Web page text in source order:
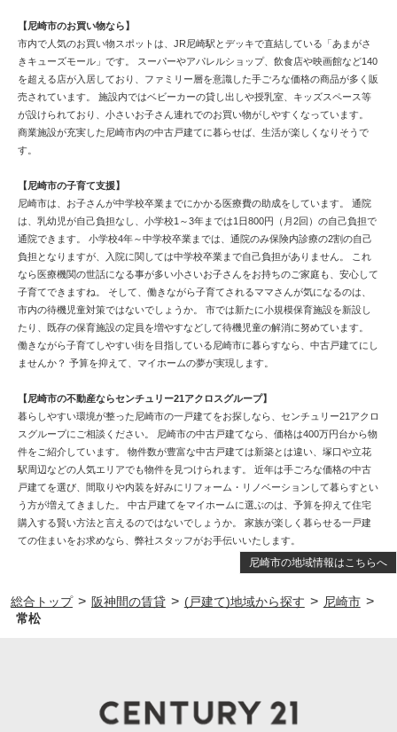
尼崎市の地域情報はこちらへ
【尼崎市のお買い物なら】
市内で人気のお買い物スポットは、JR尼崎駅とデッキで直結している「あまがさ
きキューズモール」です。 スーパーやアパレルショップ、飲食店や映画館など140
を超える店が入居しており、ファミリー層を意識した手ごろな価格の商品が多く販
売されています。 施設内ではベビーカーの貸し出しや授乳室、キッズスペース等
が設けられており、小さいお子さん連れでのお買い物がしやすくなっています。
商業施設が充実した尼崎市内の中古戸建てに暮らせば、生活が楽しくなりそうで
す。
【尼崎市の子育て支援】
尼崎市は、お子さんが中学校卒業までにかかる医療費の助成をしています。 通院
は、乳幼児が自己負担なし、小学校1～3年までは1日800円（月2回）の自己負担で
通院できます。 小学校4年～中学校卒業までは、通院のみ保険内診療の2割の自己
負担となりますが、入院に関しては中学校卒業まで自己負担がありません。 これ
なら医療機関の世話になる事が多い小さいお子さんをお持ちのご家庭も、安心して
子育てできますね。 そして、働きながら子育てされるママさんが気になるのは、
市内の待機児童対策ではないでしょうか。 市では新たに小規模保育施設を新設し
たり、既存の保育施設の定員を増やすなどして待機児童の解消に努めています。
働きながら子育てしやすい街を目指している尼崎市に暮らすなら、中古戸建てにし
ませんか？ 予算を抑えて、マイホームの夢が実現します。
【尼崎市の不動産ならセンチュリー21アクロスグループ】
暮らしやすい環境が整った尼崎市の一戸建てをお探しなら、センチュリー21アクロ
スグループにご相談ください。 尼崎市の中古戸建てなら、価格は400万円台から物
件をご紹介しています。 物件数が豊富な中古戸建ては新築とは違い、塚口や立花
駅周辺などの人気エリアでも物件を見つけられます。 近年は手ごろな価格の中古
戸建てを選び、間取りや内装を好みにリフォーム・リノベーションして暮らすとい
う方が増えてきました。 中古戸建てをマイホームに選ぶのは、予算を抑えて住宅
購入する賢い方法と言えるのではないでしょうか。 家族が楽しく暮らせる一戸建
ての住まいをお求めなら、弊社スタッフがお手伝いいたします。
総合トップ > 阪神間の賃貸 > (戸建て)地域から探す > 尼崎市 >
常松